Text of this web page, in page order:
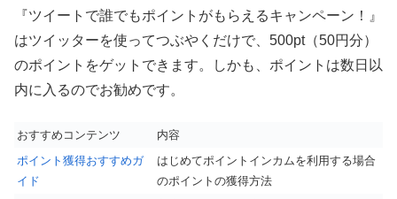
『ツイートで誰でもポイントがもらえるキャンペーン！』
はツイッターを使ってつぶやくだけで、500pt（50円分）
のポイントをゲットできます。しかも、ポイントは数日以
内に入るのでお勧めです。
おすすめコンテンツ
内容
ポイント獲得おすすめガ
イド
はじめてポイントインカムを利用する場合
のポイントの獲得方法